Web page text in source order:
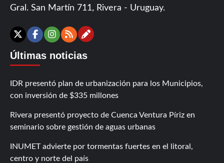
Gral. San Martín 711, Rivera - Uruguay.
X Facebook
Instagram
RSSContáctanos
Últimas noticias
IDR presentó plan de urbanización para los Municipios,
con inversión de $335 millones
Rivera presentó proyecto de Cuenca Ventura Píriz en
seminario sobre gestión de aguas urbanas
INUMET advierte por tormentas fuertes en el litoral,
centro y norte del país